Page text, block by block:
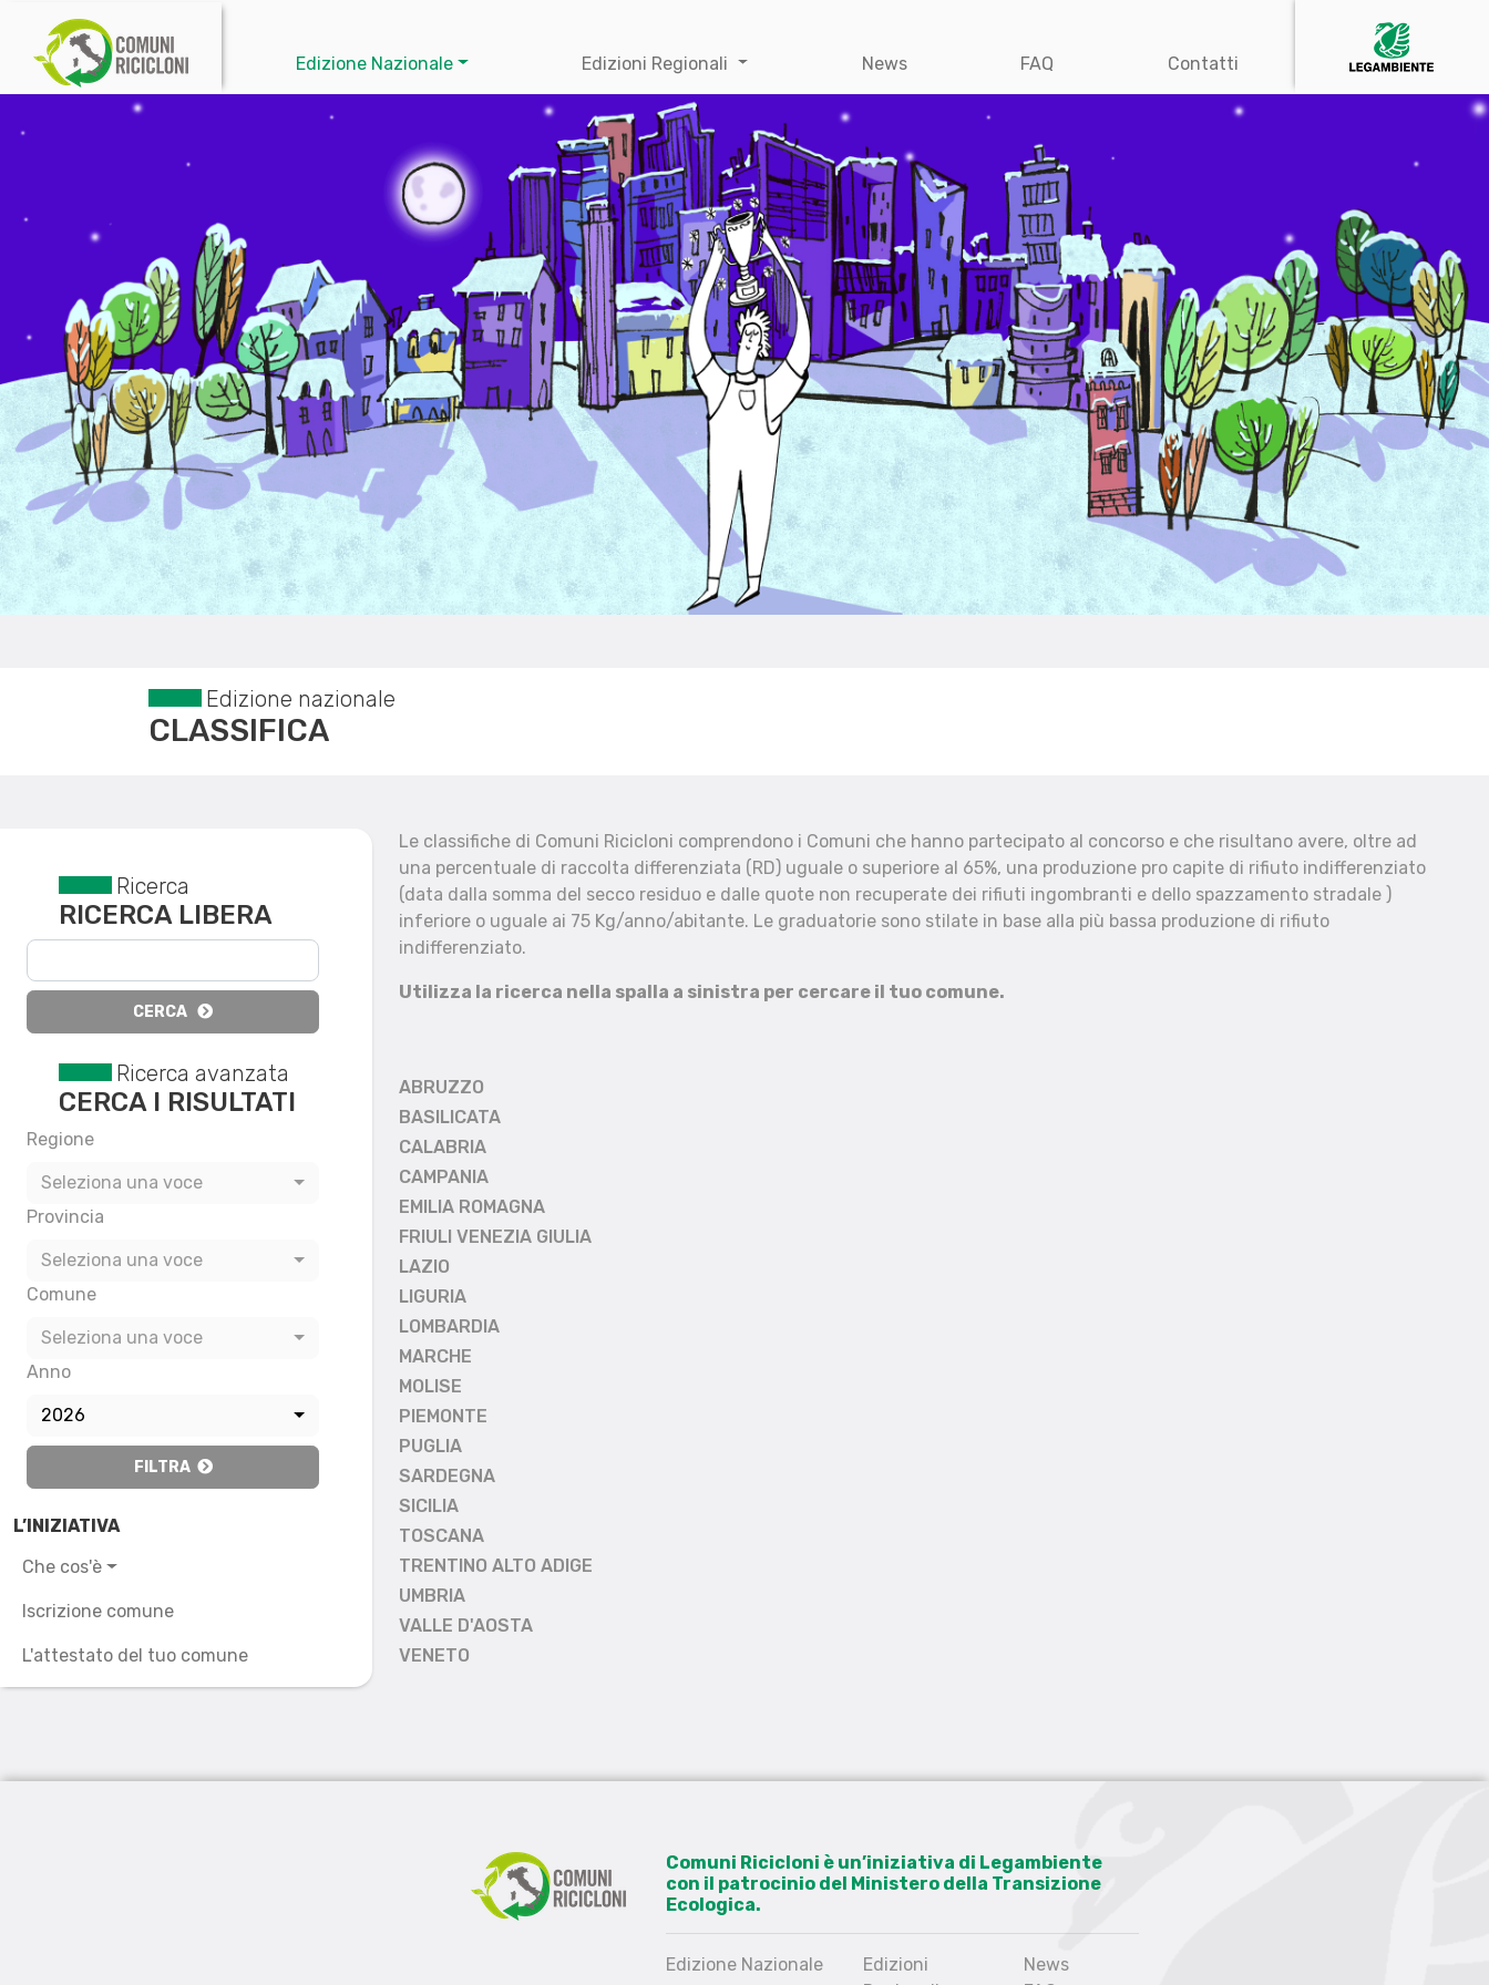
Edizione Nazionale Edizioni Regionali News FAQ Contatti
Edizione nazionale
CLASSIFICA
Reset filtri
Ricerca
RICERCA LIBERA
CERCA
Ricerca avanzata
CERCA I RISULTATI
Regione
Seleziona una voce
Provincia
Seleziona una voce
Comune
Seleziona una voce
Anno
2026
FILTRA
L’INIZIATIVA
Che cos'è
Iscrizione comune
L'attestato del tuo comune
Le classifiche di Comuni Ricicloni comprendono i Comuni che hanno partecipato al concorso e che risultano avere, oltre ad
una percentuale di raccolta differenziata (RD) uguale o superiore al 65%, una produzione pro capite di rifiuto indifferenziato
(data dalla somma del secco residuo e dalle quote non recuperate dei rifiuti ingombranti e dello spazzamento stradale )
inferiore o uguale ai 75 Kg/anno/abitante. Le graduatorie sono stilate in base alla più bassa produzione di rifiuto
indifferenziato.
Utilizza la ricerca nella spalla a sinistra per cercare il tuo comune.
ABRUZZO
BASILICATA
CALABRIA
CAMPANIA
EMILIA ROMAGNA
FRIULI VENEZIA GIULIA
LAZIO
LIGURIA
LOMBARDIA
MARCHE
MOLISE
PIEMONTE
PUGLIA
SARDEGNA
SICILIA
TOSCANA
TRENTINO ALTO ADIGE
UMBRIA
VALLE D'AOSTA
VENETO
Comuni Ricicloni è un’iniziativa di Legambiente
con il patrocinio del Ministero della Transizione
Ecologica.
Edizione Nazionale
Edizioni
News